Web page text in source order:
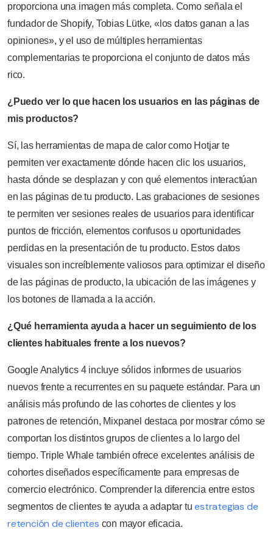
proporciona una imagen más completa. Como señala el
fundador de Shopify, Tobias Lütke, «los datos ganan a las
opiniones», y el uso de múltiples herramientas
complementarias te proporciona el conjunto de datos más
rico.
¿Puedo ver lo que hacen los usuarios en las páginas de
mis productos?
Sí, las herramientas de mapa de calor como Hotjar te
permiten ver exactamente dónde hacen clic los usuarios,
hasta dónde se desplazan y con qué elementos interactúan
en las páginas de tu producto. Las grabaciones de sesiones
te permiten ver sesiones reales de usuarios para identificar
puntos de fricción, elementos confusos u oportunidades
perdidas en la presentación de tu producto. Estos datos
visuales son increíblemente valiosos para optimizar el diseño
de las páginas de producto, la ubicación de las imágenes y
los botones de llamada a la acción.
¿Qué herramienta ayuda a hacer un seguimiento de los
clientes habituales frente a los nuevos?
Google Analytics 4 incluye sólidos informes de usuarios
nuevos frente a recurrentes en su paquete estándar. Para un
análisis más profundo de las cohortes de clientes y los
patrones de retención, Mixpanel destaca por mostrar cómo se
comportan los distintos grupos de clientes a lo largo del
tiempo. Triple Whale también ofrece excelentes análisis de
cohortes diseñados específicamente para empresas de
comercio electrónico. Comprender la diferencia entre estos
segmentos de clientes te ayuda a adaptar tuestrategias de
retención de clientes con mayor eficacia.